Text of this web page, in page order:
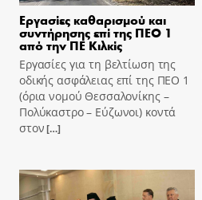
Εργασίες καθαρισμού και
συντήρησης επί της ΠΕΟ 1
από την ΠΕ Κιλκίς
Εργασίες για τη βελτίωση της
οδικής ασφάλειας επί της ΠΕΟ 1
(όρια νομού Θεσσαλονίκης –
Πολύκαστρο – Εύζωνοι) κοντά
στον[…]